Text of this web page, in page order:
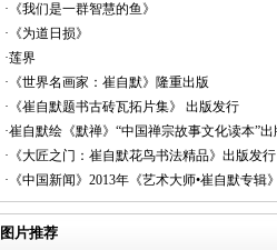
·《我们是一群智慧的鱼》
·《为道日损》
·莲界
·《世界名画家：崔自默》隆重出版
·《崔自默题书古砖瓦拓片集》 出版发行
·崔自默绘《默禅》“中国禅宗故事文化读本”
·《大匠之门：崔自默花鸟书法精品》出版发行
·《中国新闻》2013年《艺术大师•崔自默专辑
图片推荐